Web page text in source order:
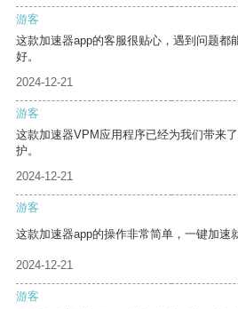
游客
这款加速器app的客服很贴心，遇到问题都
好。
2024-12-21
游客
这款加速器VPM应用程序已经为我们带来
护。
2024-12-21
游客
这款加速器app的操作非常简单，一键加速
2024-12-21
游客